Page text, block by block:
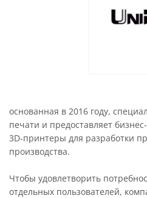
основанная в 2016 году,
печати и предоставляет
3D-принтеры для разработки
производства.
Чтобы удовлетворить
отдельных пользователей,